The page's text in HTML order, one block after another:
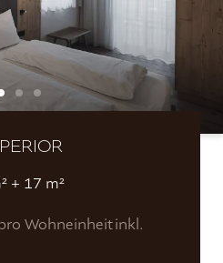
+ 17 m²
Wohneinheitinkl.